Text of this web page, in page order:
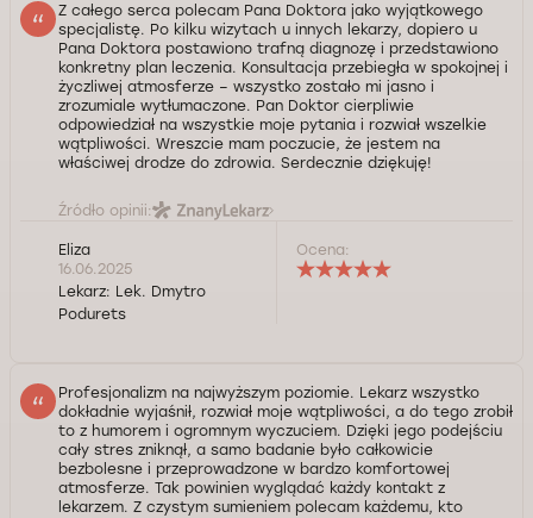
Z całego serca polecam Pana Doktora jako wyjątkowego
specjalistę. Po kilku wizytach u innych lekarzy, dopiero u
Pana Doktora postawiono trafną diagnozę i przedstawiono
konkretny plan leczenia. Konsultacja przebiegła w spokojnej i
życzliwej atmosferze – wszystko zostało mi jasno i
zrozumiale wytłumaczone. Pan Doktor cierpliwie
odpowiedział na wszystkie moje pytania i rozwiał wszelkie
wątpliwości. Wreszcie mam poczucie, że jestem na
właściwej drodze do zdrowia. Serdecznie dziękuję!
Źródło opinii:
Eliza
16.06.2025
Lekarz: Lek. Dmytro
Podurets
Ocena:
Profesjonalizm na najwyższym poziomie. Lekarz wszystko
dokładnie wyjaśnił, rozwiał moje wątpliwości, a do tego zrobił
to z humorem i ogromnym wyczuciem. Dzięki jego podejściu
cały stres zniknął, a samo badanie było całkowicie
bezbolesne i przeprowadzone w bardzo komfortowej
atmosferze. Tak powinien wyglądać każdy kontakt z
lekarzem. Z czystym sumieniem polecam każdemu, kto